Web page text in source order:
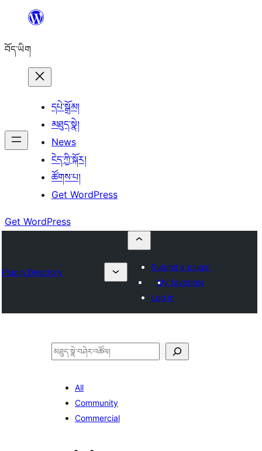
content
བོད་ཡིག
དཔེ་སྒྲོམ།
མཐུད་སྣེ།
News
ངེད་ཀྱི་སྐོར།
ཚོགས་པ།
Get WordPress
Get WordPress
Plugin Directory
Submit a plugin
My favorites
Log in
བཤེར་
All
Community
Commercial